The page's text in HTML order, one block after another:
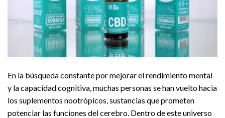
En la búsqueda constante por mejorar el rendimiento mental
y la capacidad cognitiva, muchas personas se han vuelto hacia
los suplementos nootrópicos, sustancias que prometen
potenciar las funciones del cerebro. Dentro de este universo